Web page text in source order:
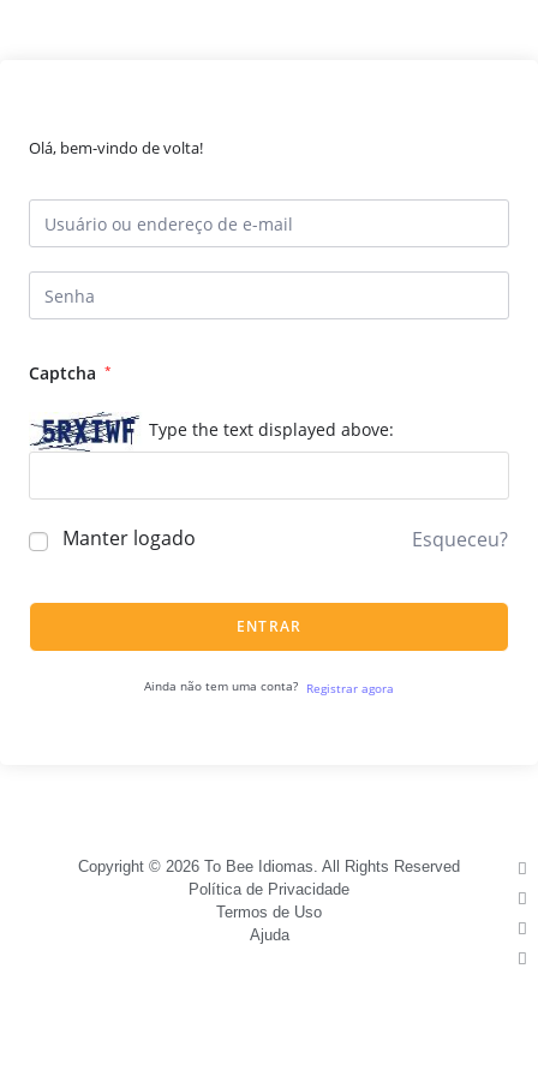
Olá, bem-vindo de volta!
Captcha *
Type the text displayed above:
Manter logado Esqueceu?
ENTRAR
Ainda não tem uma conta? Registrar agora
Copyright © 2026 To Bee Idiomas. All Rights Reserved
Política de Privacidade
Termos de Uso
Ajuda